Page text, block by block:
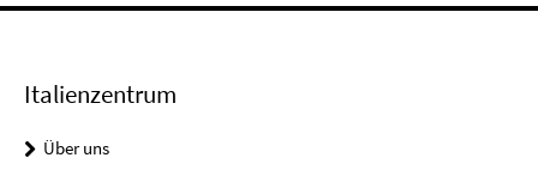
Italienzentrum
Über uns